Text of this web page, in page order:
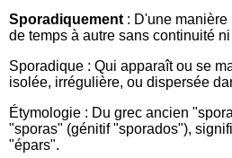
Sporadiquement : D'une
de temps à autre sans continuité
Sporadique : Qui apparaît ou se
isolée, irrégulière, ou dispersée
Étymologie : Du grec ancien
"sporas" (génitif "sporados"),
"épars".